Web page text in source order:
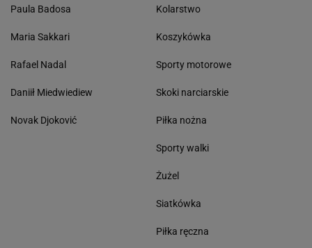
Paula Badosa
Maria Sakkari
Rafael Nadal
Daniił Miedwiediew
Novak Djoković
Kolarstwo
Koszykówka
Sporty motorowe
Skoki narciarskie
Piłka nożna
Sporty walki
Żużel
Siatkówka
Piłka ręczna